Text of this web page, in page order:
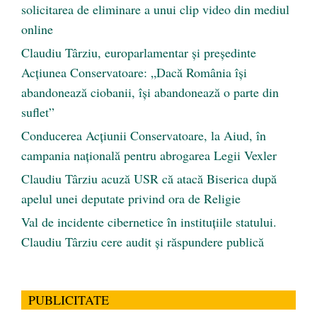
solicitarea de eliminare a unui clip video din mediul
online
Claudiu Târziu, europarlamentar și președinte
Acțiunea Conservatoare: „Dacă România își
abandonează ciobanii, își abandonează o parte din
suflet”
Conducerea Acțiunii Conservatoare, la Aiud, în
campania națională pentru abrogarea Legii Vexler
Claudiu Târziu acuză USR că atacă Biserica după
apelul unei deputate privind ora de Religie
Val de incidente cibernetice în instituțiile statului.
Claudiu Târziu cere audit și răspundere publică
PUBLICITATE